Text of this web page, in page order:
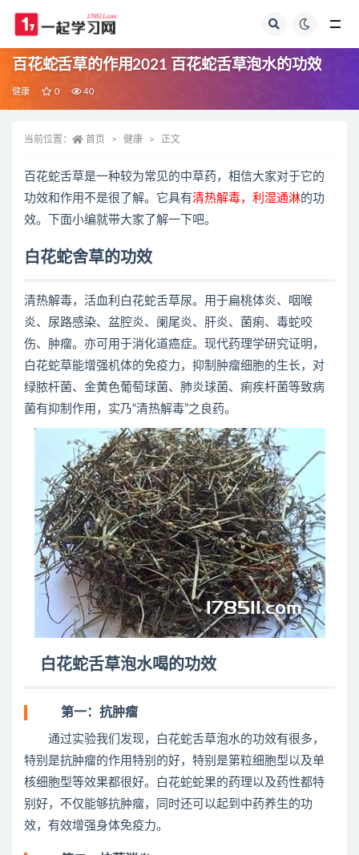
百花蛇舌草的作用2021 百花蛇舌草泡水的功效
健康 0 40
当前位置： 首页 健康 正文
百花蛇舌草是一种较为常见的中草药，相信大家对于它的
功效和作用不是很了解。它具有清热解毒，利湿通淋的功
效。下面小编就带大家了解一下吧。
白花蛇舍草的功效
清热解毒，活血利白花蛇舌草尿。用于扁桃体炎、咽喉
炎、尿路感染、盆腔炎、阑尾炎、肝炎、菌痢、毒蛇咬
伤、肿瘤。亦可用于消化道癌症。现代药理学研究证明，
白花蛇草能增强机体的免疫力，抑制肿瘤细胞的生长，对
绿脓杆菌、金黄色葡萄球菌、肺炎球菌、痢疾杆菌等致病
菌有抑制作用，实乃“清热解毒”之良药。
白花蛇舌草泡水喝的功效
第一：抗肿瘤
通过实验我们发现，白花蛇舌草泡水的功效有很多，
特别是抗肿瘤的作用特别的好，特别是第粒细胞型以及单
核细胞型等效果都很好。白花蛇蛇果的药理以及药性都特
别好，不仅能够抗肿瘤，同时还可以起到中药养生的功
效，有效增强身体免疫力。